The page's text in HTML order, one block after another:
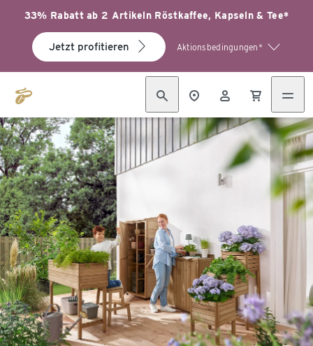
33% Rabatt ab 2 Artikeln Röstkaffee, Kapseln & Tee*
Jetzt profitieren Aktionsbedingungen*